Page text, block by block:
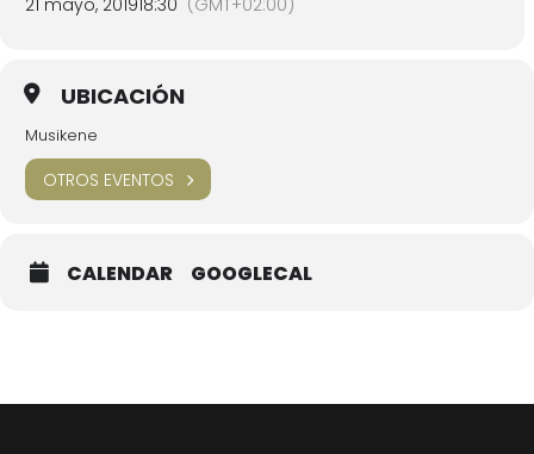
21 mayo, 201918:30 (GMT+02:00)
UBICACIÓN
Musikene
OTROS EVENTOS
CALENDAR GOOGLECAL